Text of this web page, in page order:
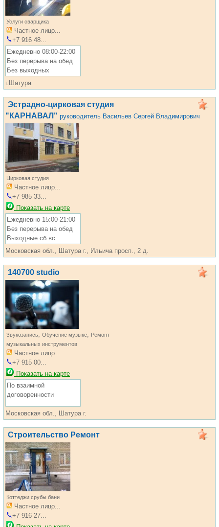
Услуги сварщика
Частное лицо...
+7 916 48...
Ежедневно 08:00-22:00
Без перерыва на обед
Без выходных
г.Шатура
Эстрадно-цирковая студия
"КАРНАВАЛ" руководитель Васильев Сергей Владимирович
Цирковая студия
Частное лицо...
+7 985 33...
Показать на карте
Ежедневно 15:00-21:00
Без перерыва на обед
Выходные сб вс
Московская обл., Шатура г., Ильича просп., 2 д.
140700 studio
Звукозапись, Обучение музыке, Ремонт
музыкальных инструментов
Частное лицо...
+7 915 00...
Показать на карте
По взаимной
договоренности
Московская обл., Шатура г.
Строительство Ремонт
Коттеджи срубы бани
Частное лицо...
+7 916 27...